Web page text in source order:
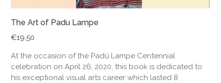
The Art of Padu Lampe
€19,50
At the occasion of the Padú Lampe Centennial
celebration on April 26, 2020, this book is dedicated to
his exceptional visual arts career which lasted 8